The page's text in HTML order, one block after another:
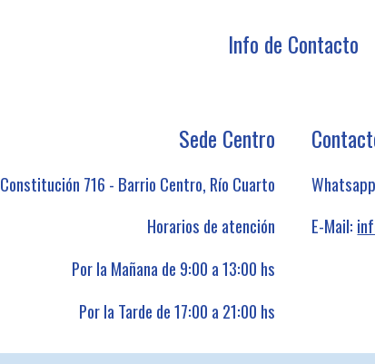
Info de Contacto
Sede Centro
Constitución 716 - Barrio Centro, Río Cuarto
Horarios de atención
Por la Mañana de 9:00 a 13:00 hs
Por la Tarde de 17:00 a 21:00 hs
E-Mail: